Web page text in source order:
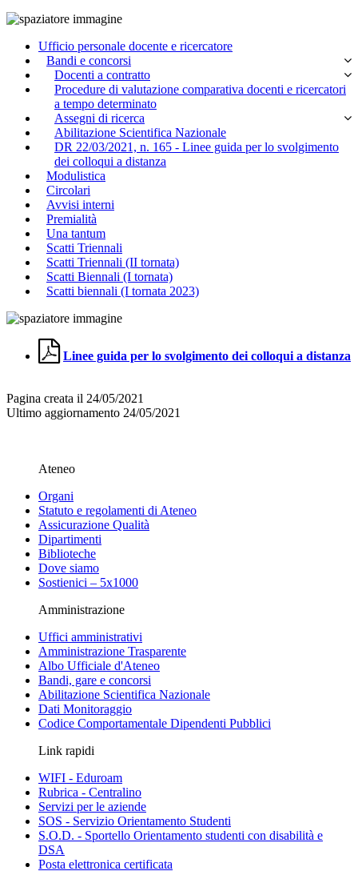
Ufficio personale docente e ricercatore
Bandi e concorsi
Docenti a contratto
Procedure di valutazione comparativa docenti e ricercatori
a tempo determinato
Assegni di ricerca
Abilitazione Scientifica Nazionale
DR 22/03/2021, n. 165 - Linee guida per lo svolgimento
dei colloqui a distanza
Modulistica
Circolari
Avvisi interni
Premialità
Una tantum
Scatti Triennali
Scatti Triennali (II tornata)
Scatti Biennali (I tornata)
Scatti biennali (I tornata 2023)
Linee guida per lo svolgimento dei colloqui a distanza
Pagina creata il 24/05/2021
Ultimo aggiornamento 24/05/2021
Ateneo
Organi
Statuto e regolamenti di Ateneo
Assicurazione Qualità
Dipartimenti
Biblioteche
Dove siamo
Sostienici – 5x1000
Amministrazione
Uffici amministrativi
Amministrazione Trasparente
Albo Ufficiale d'Ateneo
Bandi, gare e concorsi
Abilitazione Scientifica Nazionale
Dati Monitoraggio
Codice Comportamentale Dipendenti Pubblici
Link rapidi
WIFI - Eduroam
Rubrica - Centralino
Servizi per le aziende
SOS - Servizio Orientamento Studenti
S.O.D. - Sportello Orientamento studenti con disabilità e
DSA
Posta elettronica certificata